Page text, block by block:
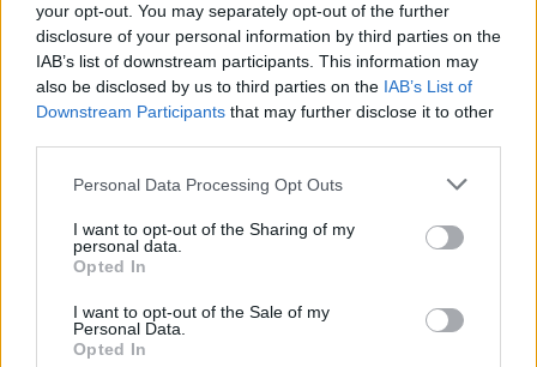
your opt-out. You may separately opt-out of the further
disclosure of your personal information by third parties on the
IAB’s list of downstream participants. This information may
also be disclosed by us to third parties on the IAB’s List of
Downstream Participants that may further disclose it to other
Personal Data Processing Opt Outs
I want to opt-out of the Sharing of my
personal data.
Opted In
I want to opt-out of the Sale of my
Personal Data.
Opted In
Veidai ir vardai
Arūnas Valinskas išklojo, ką mano
Dirksčio skyrybas(6)